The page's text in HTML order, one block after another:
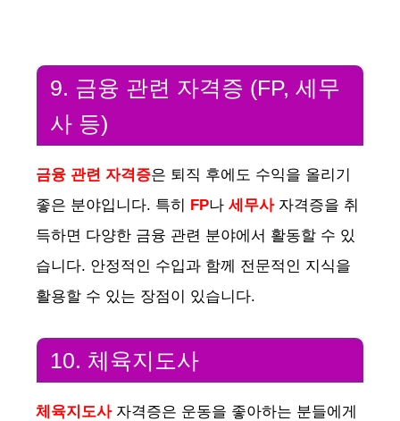
9. 금융 관련 자격증 (FP, 세무
사 등)
금융 관련 자격증은 퇴직 후에도 수익을 올리기
좋은 분야입니다. 특히 FP나 세무사자격증을 취
득하면 다양한 금융 관련 분야에서 활동할 수 있
습니다. 안정적인 수입과 함께 전문적인 지식을
활용할 수 있는 장점이 있습니다.
10. 체육지도사
체육지도사자격증은 운동을 좋아하는 분들에게